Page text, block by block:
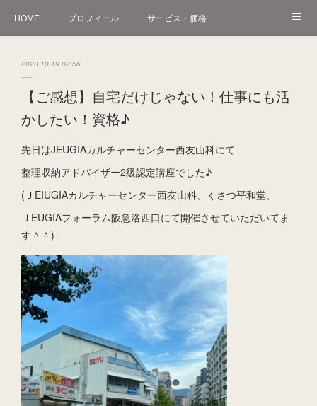
HOME プロフィール サービス・価格
2023.10.19 02:56
【ご感想】自宅だけじゃない！仕事にも活
かしたい！資格♪
先日はJEUGIAカルチャーセンター西友山科にて
整理収納アドバイザー2級認定講座でした♪
(ＪEIUGIAカルチャーセンター西友山科、くさつ平和堂、
ＪEUGIAフォーラム阪急洛西口にて開催させていただいてま
す＾＾)